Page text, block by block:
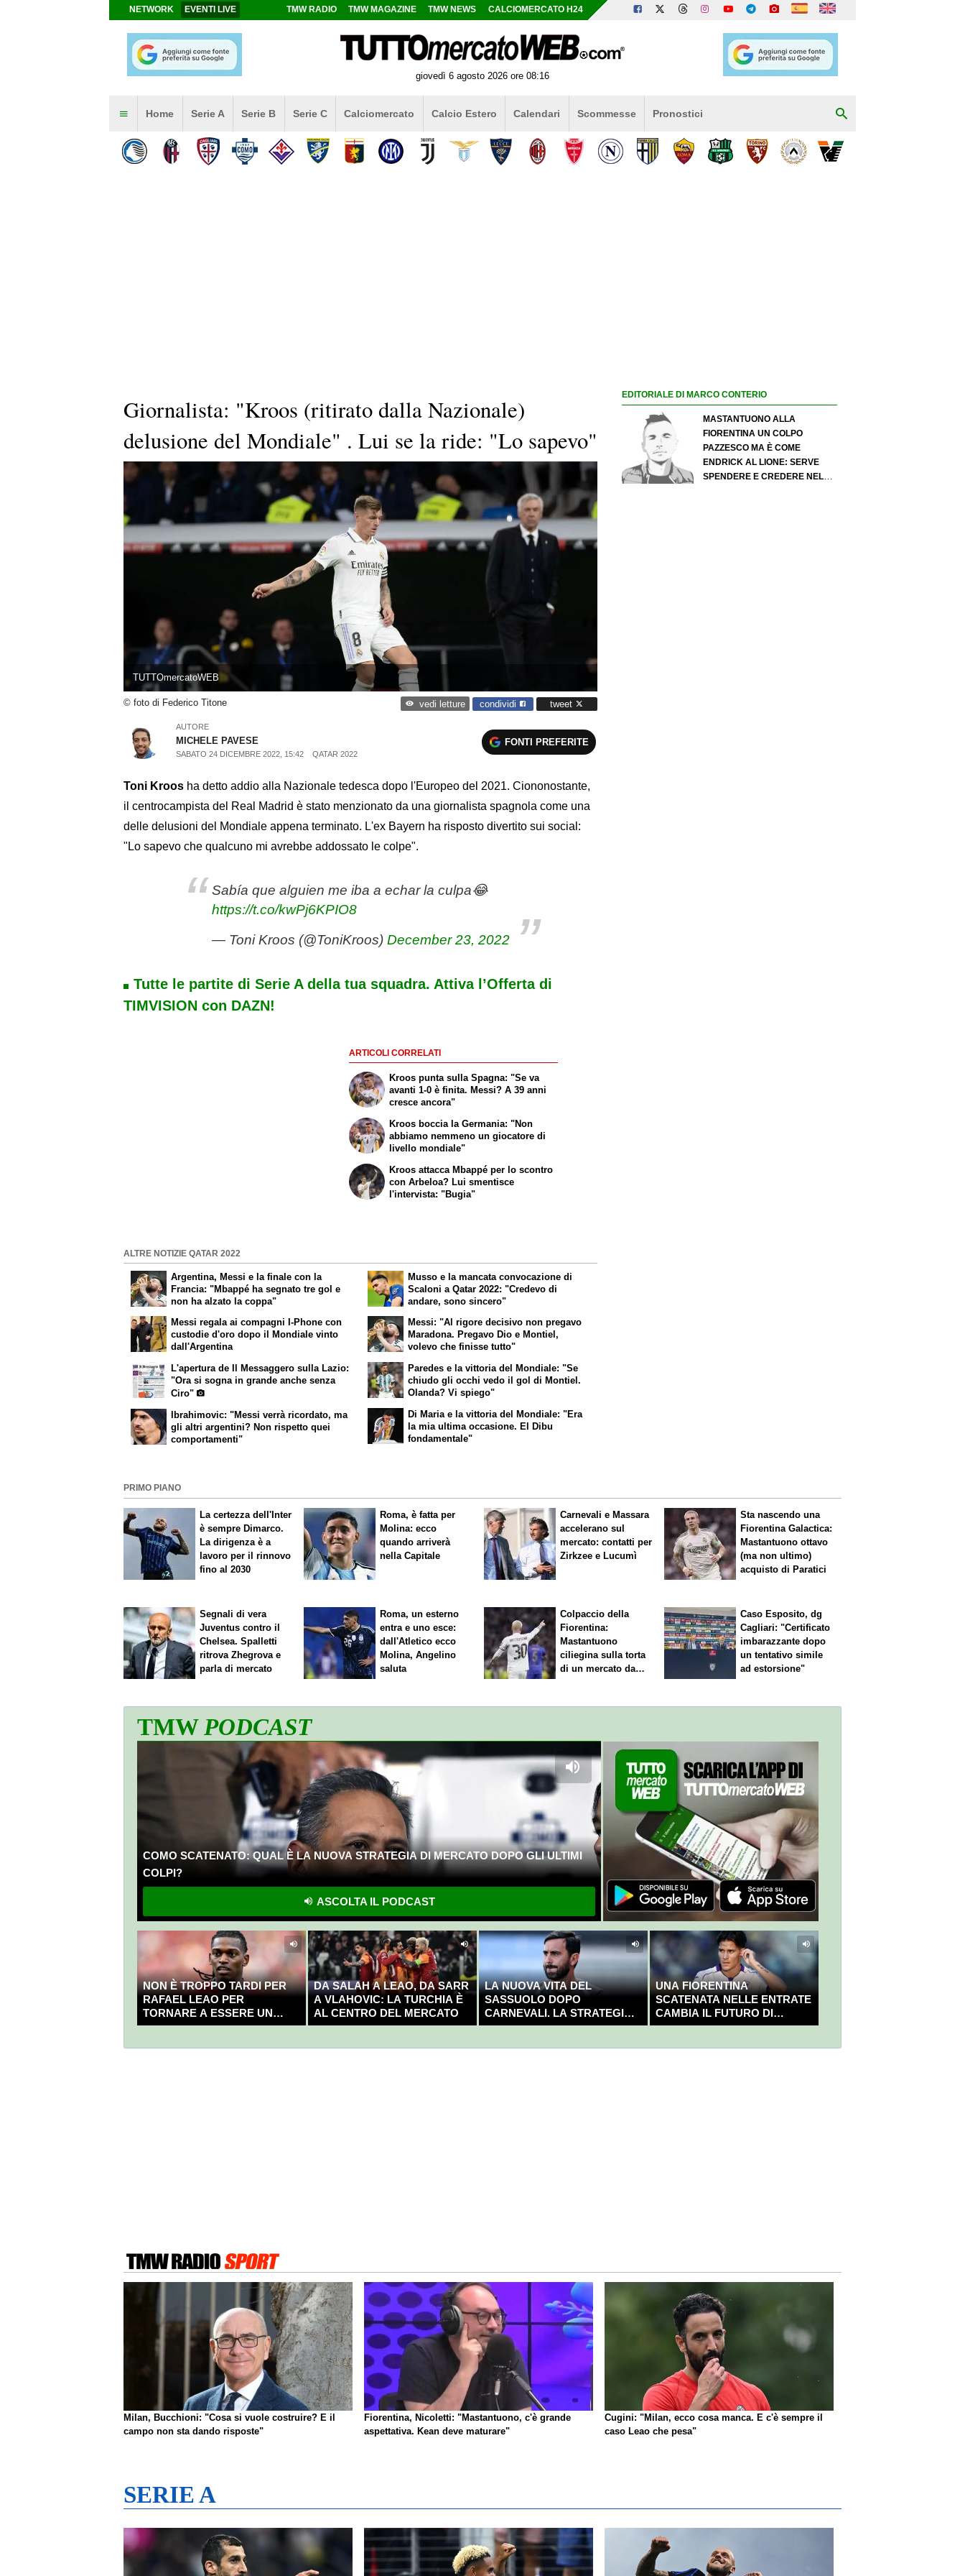
NETWORK EVENTI LIVE TMW RADIO TMW MAGAZINE TMW NEWS CALCIOMERCATO H24
giovedì 6 agosto 2026 ore 08:16
Home Serie A Serie B Serie C Calciomercato Calcio Estero Calendari Scommesse Pronostici
Giornalista: "Kroos (ritirato dalla Nazionale)
delusione del Mondiale" . Lui se la ride: "Lo sapevo"
TUTTOmercatoWEB
© foto di Federico Titone vedi letture condividi tweet
AUTORE
MICHELE PAVESE
SABATO 24 DICEMBRE 2022, 15:42 QATAR 2022
FONTI PREFERITE
Toni Kroos ha detto addio alla Nazionale tedesca dopo l'Europeo del 2021. Ciononostante,
il centrocampista del Real Madrid è stato menzionato da una giornalista spagnola come una
delle delusioni del Mondiale appena terminato. L'ex Bayern ha risposto divertito sui social:
"Lo sapevo che qualcuno mi avrebbe addossato le colpe".
Sabía que alguien me iba a echar la culpa😂
https://t.co/kwPj6KPIO8
— Toni Kroos (@ToniKroos) December 23, 2022
Tutte le partite di Serie A della tua squadra. Attiva l’Offerta di
TIMVISION con DAZN!
ARTICOLI CORRELATI
Kroos punta sulla Spagna: "Se va
avanti 1-0 è finita. Messi? A 39 anni
cresce ancora"
Kroos boccia la Germania: "Non
abbiamo nemmeno un giocatore di
livello mondiale"
Kroos attacca Mbappé per lo scontro
con Arbeloa? Lui smentisce
l'intervista: "Bugia"
ALTRE NOTIZIE QATAR 2022
Argentina, Messi e la finale con la
Francia: "Mbappé ha segnato tre gol e
non ha alzato la coppa"
Messi regala ai compagni I-Phone con
custodie d'oro dopo il Mondiale vinto
dall'Argentina
Musso e la mancata convocazione di
Scaloni a Qatar 2022: "Credevo di
andare, sono sincero"
Messi: "Al rigore decisivo non pregavo
Maradona. Pregavo Dio e Montiel,
volevo che finisse tutto"
L'apertura de
Il Messaggero sulla Lazio:
"Ora si sogna in grande anche senza
Ciro"
Ibrahimovic: "Messi verrà ricordato, ma
gli altri argentini? Non rispetto quei
comportamenti"
Paredes e la vittoria del Mondiale: "Se
chiudo gli occhi vedo il gol di Montiel.
Olanda? Vi spiego"
Di Maria e la vittoria del Mondiale: "Era
la mia ultima occasione. El Dibu
fondamentale"
EDITORIALE DI MARCO CONTERIO
MASTANTUONO ALLA
FIORENTINA UN COLPO
PAZZESCO MA È COME
ENDRICK AL LIONE: SERVE
SPENDERE E CREDERE NELLO
PRIMO PIANO
La certezza dell'Inter
è sempre Dimarco.
La dirigenza è a
lavoro per il rinnovo
fino al 2030
Roma, è fatta per
Molina: ecco
quando arriverà
nella Capitale
Carnevali e Massara
accelerano sul
mercato: contatti per
Zirkzee e Lucumì
Sta nascendo una
FiorentinaGalactica:
Mastantuono ottavo
(ma non ultimo)
acquisto di Paratici
Segnali di vera
Juventus contro il
Chelsea. Spalletti
ritrova Zhegrova e
parla di mercato
Roma, un esterno
entra e uno esce:
dall'Atletico ecco
Molina, Angelino
saluta
Colpaccio della
Fiorentina:
Mastantuono
ciliegina sulla torta
di un mercato da
Caso Esposito, dg
Cagliari: "Certificato
imbarazzante dopo
un tentativo simile
ad estorsione"
TMWPODCAST
COMO SCATENATO: QUAL È LA NUOVA STRATEGIA DI MERCATO DOPO GLI ULTIMI
COLPI?
ASCOLTA IL PODCAST
NON È TROPPO TARDI PER
RAFAEL LEAO PER
TORNARE A ESSERE UN
CAMPIONE
DA SALAH A LEAO, DA SARR
A VLAHOVIC: LA TURCHIA È
AL CENTRO DEL MERCATO
LA NUOVA VITA DEL
SASSUOLO DOPO
CARNEVALI. LA STRATEGIA È
GIÀ CHIARA E DECISA
UNA FIORENTINA
SCATENATA NELLE ENTRATE
CAMBIA IL FUTURO DI
NICOLÒ FAGIOLI?
Milan, Bucchioni: "Cosa si vuole costruire? E il
campo non sta dando risposte"
Fiorentina, Nicoletti: "Mastantuono, c'è grande
aspettativa. Kean deve maturare"
Cugini: "Milan, ecco cosa manca. E c'è sempre il
caso Leao che pesa"
SERIE A